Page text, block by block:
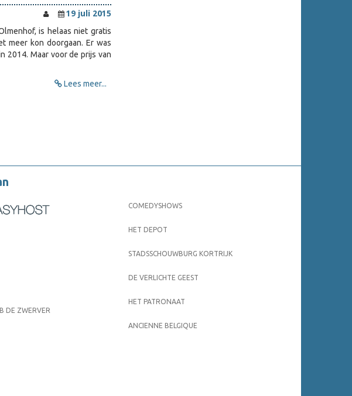
19 juli 2015
is helaas niet gratis
meer kon doorgaan. Er was
2014. Maar voor de prijs van
Lees meer...
DE ZWERVER
COMEDYSHOWS
HET DEPOT
STADSSCHOUWBURG KORTRIJK
DE VERLICHTE GEEST
HET PATRONAAT
ANCIENNE BELGIQUE